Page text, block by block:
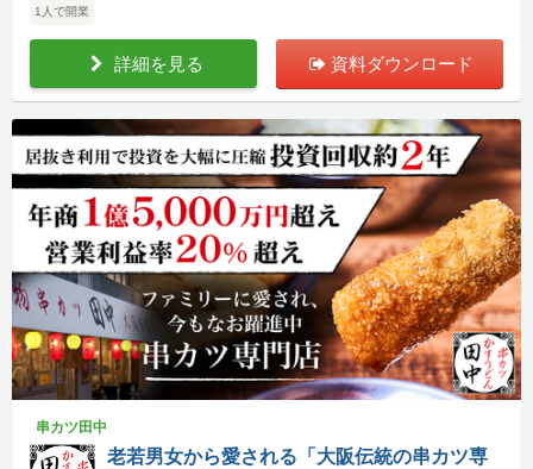
1人で開業
詳細を見る 資料ダウンロード
串カツ田中
老若男女から愛される「大阪伝統の串カツ専